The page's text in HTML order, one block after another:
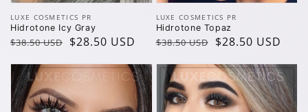
Vendedor:
LUXE COSMETICS PR
Hidrotone Icy Gray
Precio
$38.50 USD
Precio
oferta
$28.50 USD
Vendedor:
LUXE COSMETICS PR
Hidrotone Topaz
Precio
$38.50 USD
Precio
oferta
$28.50 USD